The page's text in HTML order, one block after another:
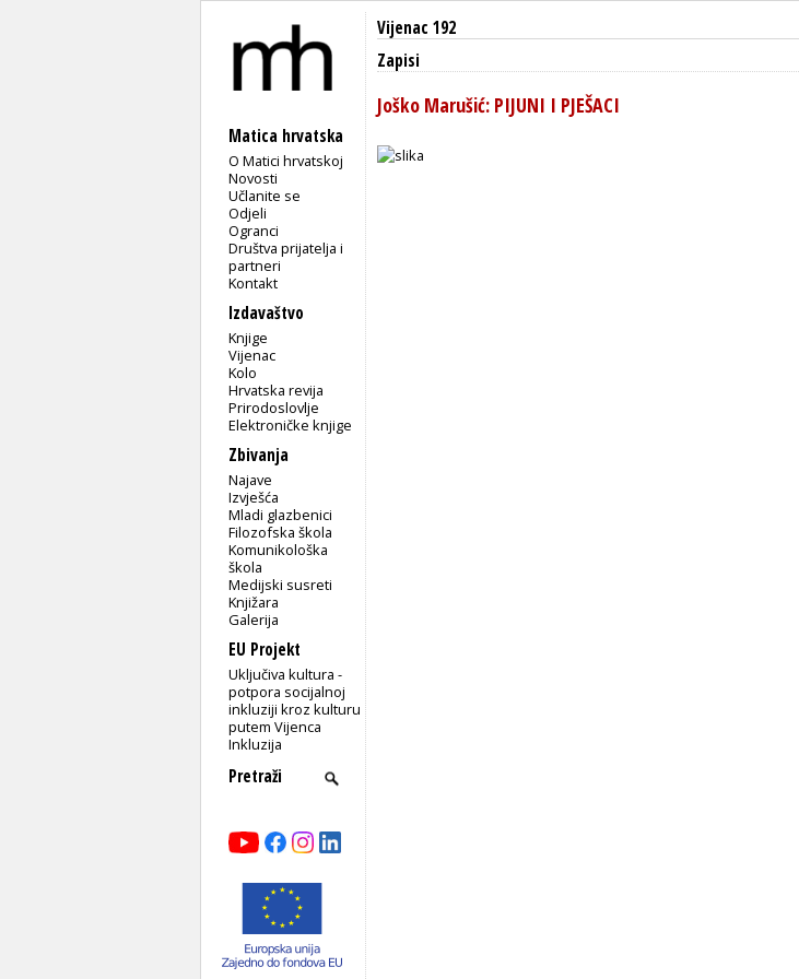
Matica hrvatska
O Matici hrvatskoj
Novosti
Učlanite se
Odjeli
Ogranci
Društva prijatelja i
partneri
Kontakt
Izdavaštvo
Knjige
Vijenac
Kolo
Hrvatska revija
Prirodoslovlje
Elektroničke knjige
Zbivanja
Najave
Izvješća
Mladi glazbenici
Filozofska škola
Komunikološka
škola
Medijski susreti
Knjižara
Galerija
EU Projekt
Uključiva kultura -
potpora socijalnoj
inkluziji kroz kulturu
putem Vijenca
Inkluzija
Vijenac 192
Zapisi
Joško Marušić: PIJUNI I PJEŠACI